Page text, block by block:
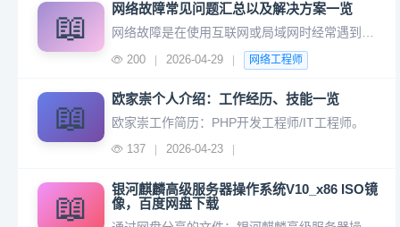
📖 网络故障常见问题汇总以及解决方案一览
200 2026-04-29 网络工程师
📖 欧家崇个人介绍：工作经历、技能一览
欧家崇工作简历：PHP开发工程师/IT工程师。
137 2026-04-23
📖
银河麒麟高级服务器操作系统V10_x86 ISO镜
像，百度网盘下载